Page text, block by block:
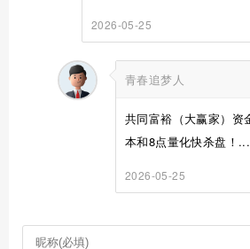
2026-05-25
青春追梦人
共同富裕（大赢家）资
本和8点量化快杀盘！...
2026-05-25